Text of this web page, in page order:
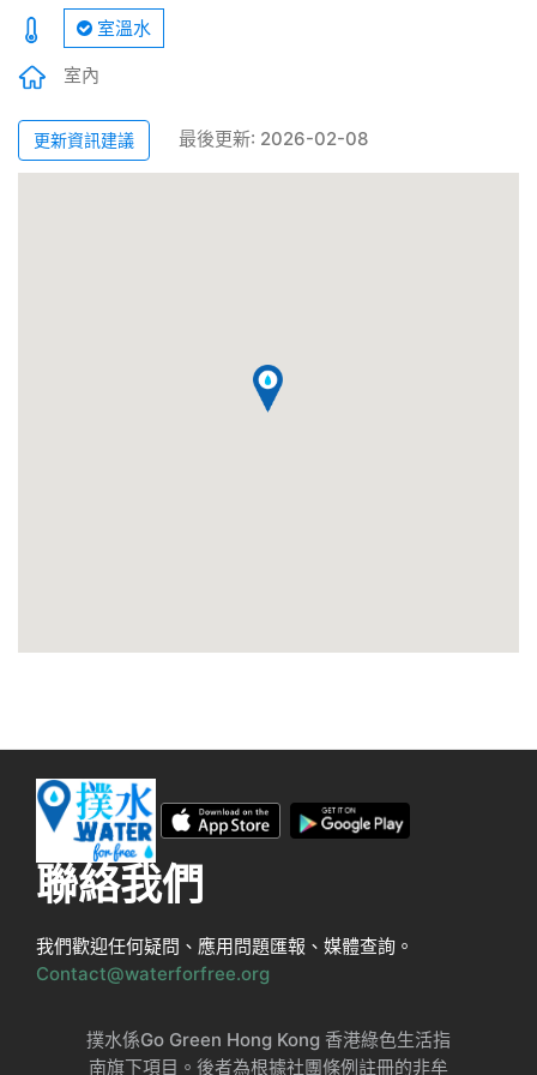
室溫水
室內
更新資訊建議 最後更新: 2026-02-08
聯絡我們
我們歡迎任何疑問、應用問題匯報、媒體查詢。
Contact@waterforfree.org
撲水係Go Green Hong Kong 香港綠色生活指
南旗下項目。後者為根據社團條例註冊的非牟